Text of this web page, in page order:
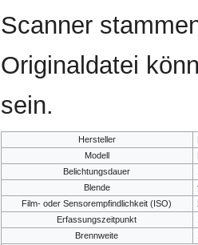
Scanner
Originaldatei
sein.
Hersteller
Modell
Belichtungsdauer
Blende
Film- oder Sensorempfindlichkeit (ISO)
Erfassungszeitpunkt
Brennweite